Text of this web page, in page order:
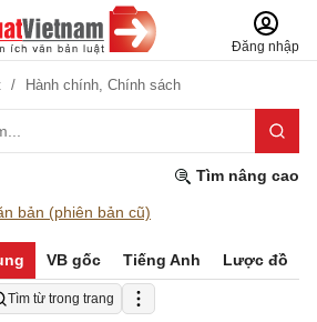
Đăng nhập
Hành chính, Chính sách
Tìm nâng cao
bản (phiên bản cũ)
VB gốc Tiếng Anh Lược đồ
Tìm từ trong trang